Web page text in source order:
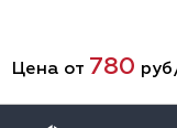
Цена от 780